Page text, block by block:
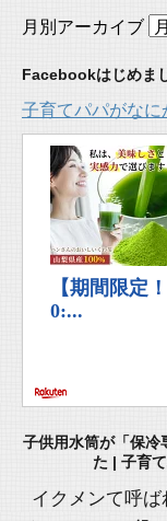
月別アーカイブ
Facebookはじめま
子育てパパがなに
子供用水筒が「保冷
た | 子育
イクメンて呼ば